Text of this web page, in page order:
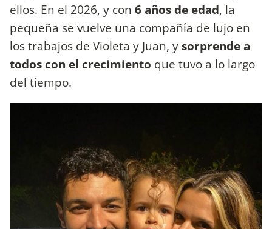
ellos. En el 2026, y con 6 años de edad, la
pequeña se vuelve una compañía de lujo en
los trabajos de Violeta y Juan, ysorprende a
todos con el crecimiento que tuvo a lo largo
del tiempo.